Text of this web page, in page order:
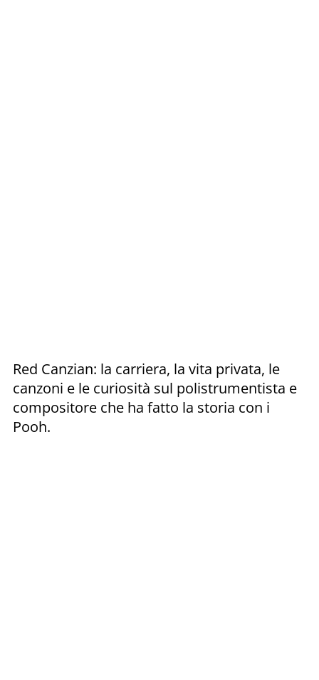
Red Canzian: la carriera, la vita privata, le
canzoni e le curiosità sul polistrumentista e
compositore che ha fatto la storia con i
Pooh.